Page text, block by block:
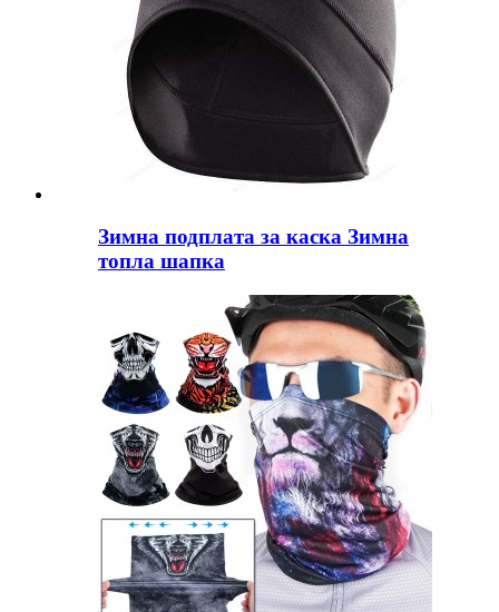
Зимна подплата за каска Зимна
топла шапка